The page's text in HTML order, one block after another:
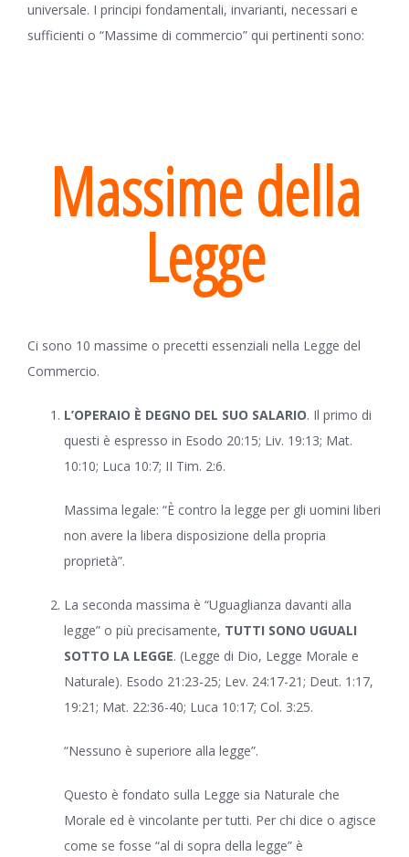
universale. I principi fondamentali, invarianti, necessari e
sufficienti o “Massime di commercio” qui pertinenti sono:
Massime della
Legge
Ci sono 10 massime o precetti essenziali nella Legge del
Commercio.
L’OPERAIO È DEGNO DEL SUO SALARIO. Il primo di
questi è espresso in Esodo 20:15; Liv. 19:13; Mat.
10:10; Luca 10:7; II Tim. 2:6.
Massima legale: “È contro la legge per gli uomini liberi
non avere la libera disposizione della propria
proprietà”.
La seconda massima è “Uguaglianza davanti alla
legge” o più precisamente, TUTTI SONO UGUALI
SOTTO LA LEGGE. (Legge di Dio, Legge Morale e
Naturale). Esodo 21:23-25; Lev. 24:17-21; Deut. 1:17,
19:21; Mat. 22:36-40; Luca 10:17; Col. 3:25.
“Nessuno è superiore alla legge”.
Questo è fondato sulla Legge sia Naturale che
Morale ed è vincolante per tutti. Per chi dice o agisce
come se fosse “al di sopra della legge” è